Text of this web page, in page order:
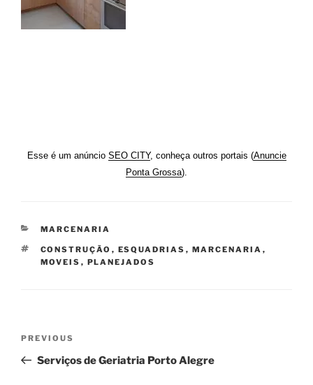
Esse é um anúncio SEO CITY, conheça outros portais (Anuncie
Ponta Grossa).
CATEGORIES
MARCENARIA
TAGS
CONSTRUÇÃO , ESQUADRIAS , MARCENARIA ,
MOVEIS , PLANEJADOS
Previous
Post
PREVIOUS
Serviços de Geriatria Porto Alegre